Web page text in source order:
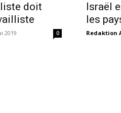
doit
2019 0
Israël
les
Redaktion